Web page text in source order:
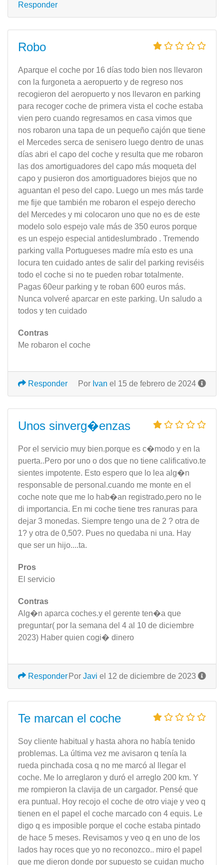
Responder
Robo
Aparque el coche por 16 días todo bien nos llevaron
con la furgoneta a aeropuerto y de regreso nos
recogieron del aeropuerto y nos llevaron en parking
para recoger coche de primera vista el coche estaba
vien pero cuando regresamos en casa vimos que
nos robaron una tapa de un pequeño cajón que tiene
el Mercedes serca de senisero luego dentro de unas
días abri el capo del coche y resulta que me robaron
las dos amortiguadores del capo más moqueta del
capo y pusieron dos amortiguadores biejos que no
aguantan el peso del capo. Luego un mes más tarde
me fije que también me robaron el espejo derecho
del Mercedes y mi colocaron uno que no es de este
modelo solo espejo vale más de 350 euros porque
es un espejo especial antideslumbrado . Tremendo
parking valla Portugueses madre mía esto es una
locura ten cuidado antes de salir del parking reviséis
todo el coche si no te pueden robar totalmente.
Pagas 60eur parking y te roban 600 euros más.
Nunca volveré aparcar en este parking. Un saludo a
todos y ten cuidado
Contras
Me robaron el coche
Por Ivan el 15 de febrero de 2024
Responder
Unos sinverg�enzas
Por el servicio muy bien.porque es c�modo y en la
puerta..Pero por uno o dos que no tiene calificativo.te
sientes impotente. Esto espero que lo lea alg�n
responsable de personal.cuando me monte en el
coche note que me lo hab�an registrado,pero no le
di importancia. En mi coche tiene tres ranuras para
dejar 3 monedas. Siempre tengo una de 2 ? otra de
1? y otra de 0,50?. Pues no quedaba ni una. Hay
que ser un hijo....ta.
Pros
El servicio
Contras
Alg�n aparca coches.y el gerente ten�a que
preguntar( por la semana del 4 al 10 de diciembre
2023) Haber quien cogi� dinero
Por Javi el 12 de diciembre de 2023
Responder
Te marcan el coche
Soy cliente habitual y hasta ahora no había tenido
problemas. La última vez me avisaron q tenía la
rueda pinchada cosa q no me marcó al llegar el
coche. Me lo arreglaron y duró el arreglo 200 km. Y
me rompieron la clavija de un cargador. Pensé que
era puntual. Hoy recojo el coche de otro viaje y veo q
tienen en el papel el coche marcado con 4 equis. Le
digo q es imposible porque el coche estaba pintado
de hace 5 meses. Revisamos y veo q en uno de los
lados hay roces que yo no reconozco.. miro el papel
que me dieron donde por supuesto se cuidan mucho